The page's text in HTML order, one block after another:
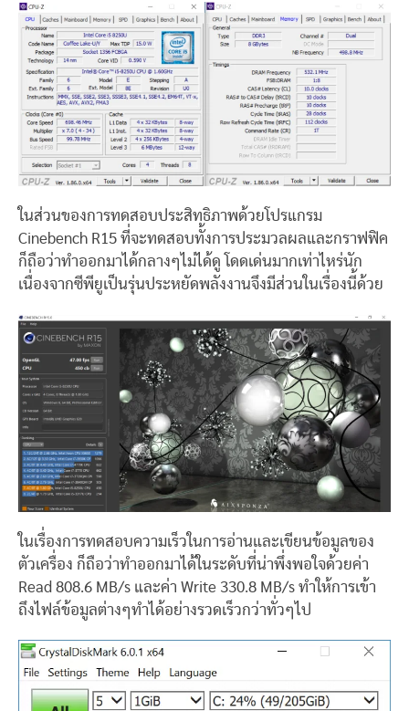
ในส่วนของการทดสอบประสิทธิภาพด้วยโปรแกรม
Cinebench R15 ที่จะทดสอบทั้งการประมวลผลและกราฟฟิค
ก็ถือว่าทำออกมาได้กลางๆไม่ได้ดู โดดเด่นมากเท่าไหร่นัก
เนื่องจากซีพียูเป็นรุ่นประหยัดพลังงานจึงมีส่วนในเรื่องนี้ด้วย
ในเรื่องการทดสอบความเร็วในการอ่านและเขียนข้อมูลของ
ตัวเครื่อง ก็ถือว่าทำออกมาได้ในระดับที่น่าพึ่งพอใจด้วยค่า
Read 808.6 MB/s และค่า Write 330.8 MB/s ทำให้การเข้า
ถึงไฟล์ข้อมูลต่างๆทำได้อย่างรวดเร็วกว่าทั่วๆไป